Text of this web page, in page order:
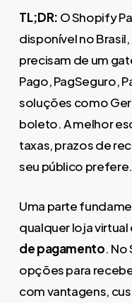
TL;DR: O Shopify
disponível no
precisam de um
Pago, PagSeguro,
soluções como
boleto. A melhor
taxas, prazos de
seu público prefere.
Uma parte
qualquer loja virtual
de pagamento.
opções para
com vantagens,